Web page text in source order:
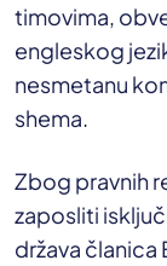
timovima,
engleskog
nesmetanu
shema.
Zbog pravnih
zaposliti
država članica